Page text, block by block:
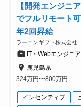
【開発エンジニ
でフルリモート
年2回昇給
ラーニンギフト株式会社
IT・Webエンジニア
鹿児島県
324万円〜800万円
インセンティブ